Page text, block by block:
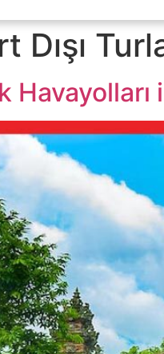
Dışı